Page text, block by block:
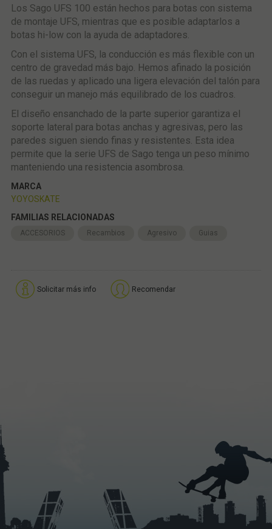
Los Sago UFS 100 están hechos para botas con sistema
de montaje UFS, mientras que es posible adaptarlos a
botas hi-low con la ayuda de adaptadores.
Con el sistema UFS, la conducción es más flexible con un
centro de gravedad más bajo. Hemos afinado la posición
de las ruedas y aplicado una ligera elevación del talón para
conseguir un manejo más equilibrado de los cuadros.
El diseño ensanchado de la parte superior garantiza el
soporte lateral para botas anchas y agresivas, pero las
paredes siguen siendo finas y resistentes. Esta idea
permite que la serie UFS de Sago tenga un peso mínimo
manteniendo una resistencia asombrosa.
MARCA
YOYOSKATE
FAMILIAS RELACIONADAS
ACCESORIOS Recambios Agresivo Guias
Solicitar más info Recomendar